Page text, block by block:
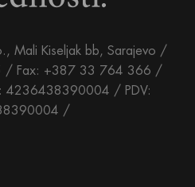
Mali Kiseljak bb, Sarajevo /
/ Fax: +387 33 764 366 /
4236438390004 / PDV:
/